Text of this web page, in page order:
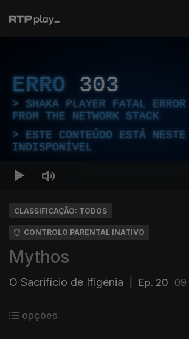
ERRO 303
SHAKA PLAYER FATAL
FROM THE NETWORK STACK
ESTE CONTEÚDO ESTÁ NESTE
INDISPONÍVEL
CLASSIFICAÇÃO: TODOS
CONTROLO PARENTAL INATIVO
Mythos
O Sacrifício de Ifigénia Ep. 20 09
opções